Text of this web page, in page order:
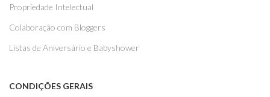
Propriedade Intelectual
Colaboração com Bloggers
Listas de Aniversário e Babyshower
CONDIÇÕES GERAIS